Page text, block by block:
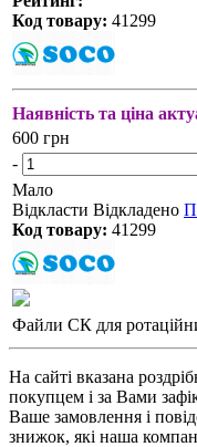
Код товару: 41299
Наявність та ціна
600 грн
-
Мало
Відкласти Відкладено
Код товару: 41299
Файли СК для
На сайті вказана
покупцем і за Вами
Ваше замовлення і
знижок, які наша